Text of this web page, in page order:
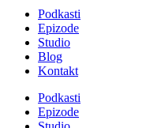
Podkasti
Epizode
Studio
Blog
Kontakt
Podkasti
Epizode